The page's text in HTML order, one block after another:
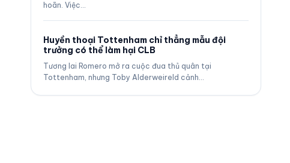
hoãn. Việc…
Huyền thoại Tottenham chỉ thẳng mẫu đội
trưởng có thể làm hại CLB
Tương lai Romero mở ra cuộc đua thủ quân tại
Tottenham, nhưng Toby Alderweireld cảnh…